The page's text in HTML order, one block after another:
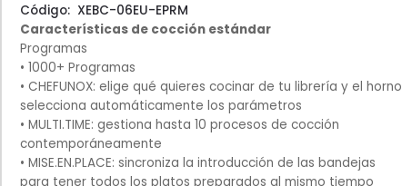
Código: XEBC-06EU-EPRM
Características de cocción estándar
Programas
• 1000+ Programas
• CHEFUNOX: elige qué quieres cocinar de tu librería y el horno
selecciona automáticamente los parámetros
• MULTI.TIME: gestiona hasta 10 procesos de cocción
contemporáneamente
• MISE.EN.PLACE: sincroniza la introducción de las bandejas
para tener todos los platos preparados al mismo tiempo